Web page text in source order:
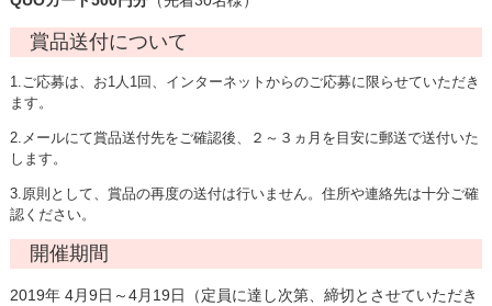
賞品送付について
1.ご応募は、お1人1回、インターネットからのご応募に限らせていただき
ます。
2.メールにて賞品送付先をご確認後、２～３ヵ月を目安に郵送で送付いた
します。
3.原則として、賞品の再度の送付は行いません。住所や連絡先は十分ご確
認ください。
開催期間
2019年 4月9日～4月19日（定員に達し次第、締切とさせていただき